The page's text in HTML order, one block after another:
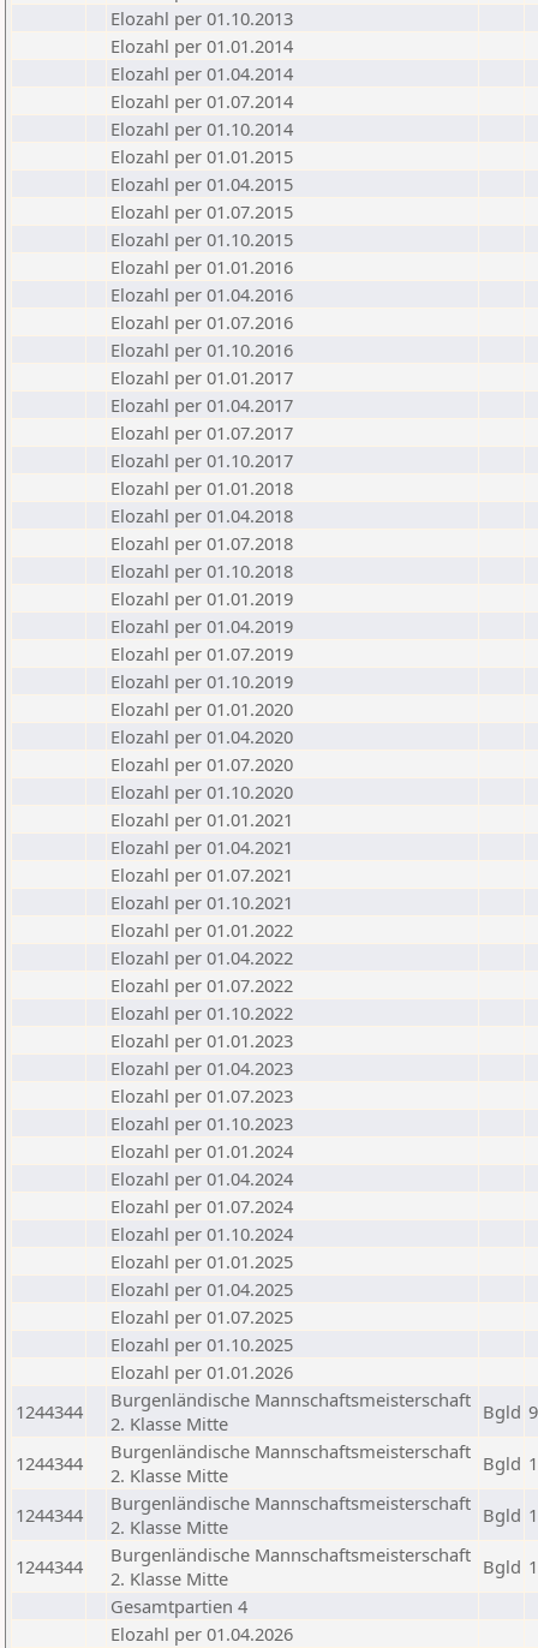
Elozahl per 01.10.2013
Elozahl per 01.01.2014
Elozahl per 01.04.2014
Elozahl per 01.07.2014
Elozahl per 01.10.2014
Elozahl per 01.01.2015
Elozahl per 01.04.2015
Elozahl per 01.07.2015
Elozahl per 01.10.2015
Elozahl per 01.01.2016
Elozahl per 01.04.2016
Elozahl per 01.07.2016
Elozahl per 01.10.2016
Elozahl per 01.01.2017
Elozahl per 01.04.2017
Elozahl per 01.07.2017
Elozahl per 01.10.2017
Elozahl per 01.01.2018
Elozahl per 01.04.2018
Elozahl per 01.07.2018
Elozahl per 01.10.2018
Elozahl per 01.01.2019
Elozahl per 01.04.2019
Elozahl per 01.07.2019
Elozahl per 01.10.2019
Elozahl per 01.01.2020
Elozahl per 01.04.2020
Elozahl per 01.07.2020
Elozahl per 01.10.2020
Elozahl per 01.01.2021
Elozahl per 01.04.2021
Elozahl per 01.07.2021
Elozahl per 01.10.2021
Elozahl per 01.01.2022
Elozahl per 01.04.2022
Elozahl per 01.07.2022
Elozahl per 01.10.2022
Elozahl per 01.01.2023
Elozahl per 01.04.2023
Elozahl per 01.07.2023
Elozahl per 01.10.2023
Elozahl per 01.01.2024
Elozahl per 01.04.2024
Elozahl per 01.07.2024
Elozahl per 01.10.2024
Elozahl per 01.01.2025
Elozahl per 01.04.2025
Elozahl per 01.07.2025
Elozahl per 01.10.2025
Elozahl per 01.01.2026
1244344
Burgenländische Mannschaftsmeisterschaft
2. Klasse Mitte
Bgld 9
1244344
Burgenländische Mannschaftsmeisterschaft
2. Klasse Mitte
Bgld
1244344
Burgenländische Mannschaftsmeisterschaft
2. Klasse Mitte
Bgld
1244344
Burgenländische Mannschaftsmeisterschaft
2. Klasse Mitte
Bgld
Gesamtpartien 4
Elozahl per 01.04.2026